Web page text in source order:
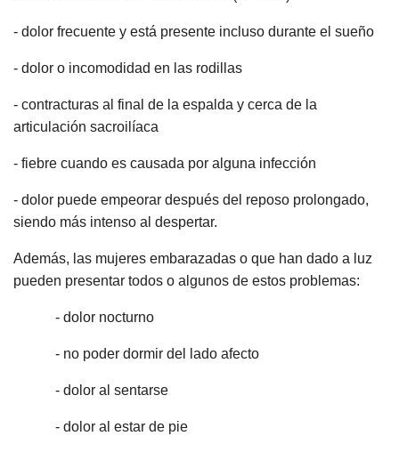
- dolor frecuente y está presente incluso durante el sueño
- dolor o incomodidad en las rodillas
- contracturas al final de la espalda y cerca de la
articulación sacroilíaca
- fiebre cuando es causada por alguna infección
- dolor puede empeorar después del reposo prolongado,
siendo más intenso al despertar.
Además, las mujeres embarazadas o que han dado a luz
pueden presentar todos o algunos de estos problemas:
- dolor nocturno
- no poder dormir del lado afecto
- dolor al sentarse
- dolor al estar de pie